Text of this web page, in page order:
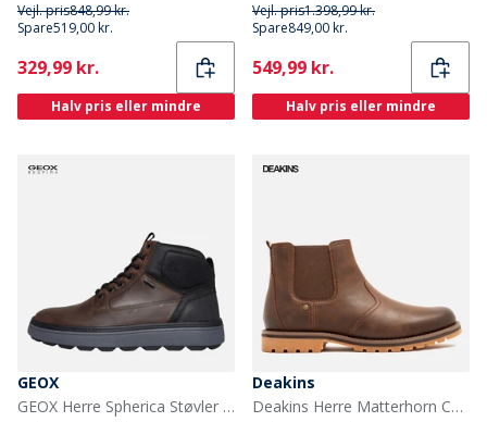
Vejl. pris848,99 kr.
Spare519,00 kr.
Current
329,99 kr.
Halv pris eller mindre
Vejl. pris1.398,99 kr.
Spare849,00 kr.
Current
549,99 kr.
Halv pris eller mindre
GEOX
GEOX Herre Spherica Støvler Mørkebrun/Sort Dk Brown/ Black
Deakins
Deakins Herre Matterhorn Chelsea Støvler Midt Brun